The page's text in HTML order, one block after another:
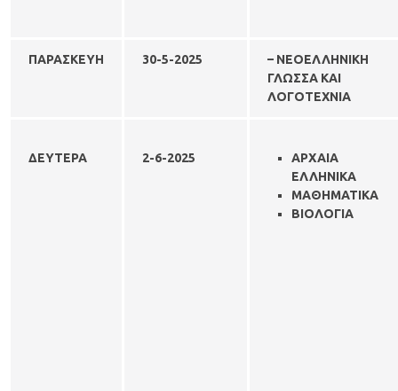
ΠΑΡΑΣΚΕΥΗ 30-5-2025
– ΝΕΟΕΛΛΗΝΙΚΗ
ΓΛΩΣΣΑ ΚΑΙ
ΛΟΓΟΤΕΧΝΙΑ
ΔΕΥΤΕΡΑ 2-6-2025
ΑΡΧΑΙΑ
ΕΛΛΗΝΙΚΑ
ΜΑΘΗΜΑΤΙΚΑ
ΒΙΟΛΟΓΙΑ